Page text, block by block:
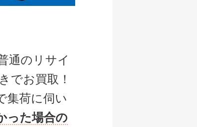
通のリサイ
でお買取！
集荷に伺い
った場合の